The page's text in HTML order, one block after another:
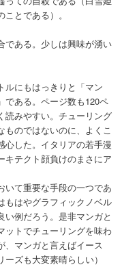
とである）。
である。少しは興味が湧い
ルにもはっきりと「マン
である。ページ数も120ペ
読みやすい。チューリング
のではないのに、よくこ
心した。イタリアの若手漫
キテクト顔負けのまさにア
いて重要な手段の一つであ
もはやグラフィックノベル
い例だろう。是非マンガと
ットでチューリングを味わ
、マンガと言えばイース
ズも大変素晴らしい）